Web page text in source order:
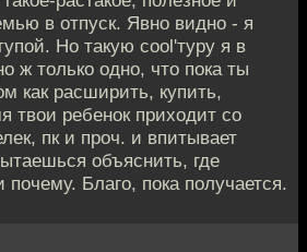
в отпуск. Явно видно - я
Но такую cool'туру я в
ж только одно, что пока ты
как расширить, купить,
твои ребенок приходит со
пк и проч. и впитывает
объяснить, где
Благо, пока получается.